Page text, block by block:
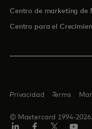
Centro de marketing de
Centro para el
© Mastercard 1994-2026.
Privacidad Terms